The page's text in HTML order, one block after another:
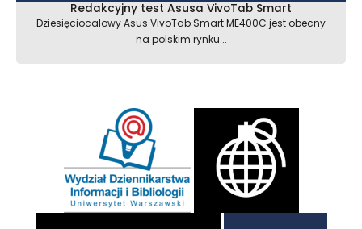
Redakcyjny test Asusa VivoTab Smart
Dziesięciocalowy Asus VivoTab Smart ME400C jest obecny
na polskim rynku...